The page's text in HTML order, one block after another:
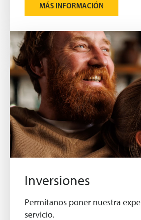
MÁS INFORMACIÓN
Inversiones
Permítanos poner nuestra
servicio.